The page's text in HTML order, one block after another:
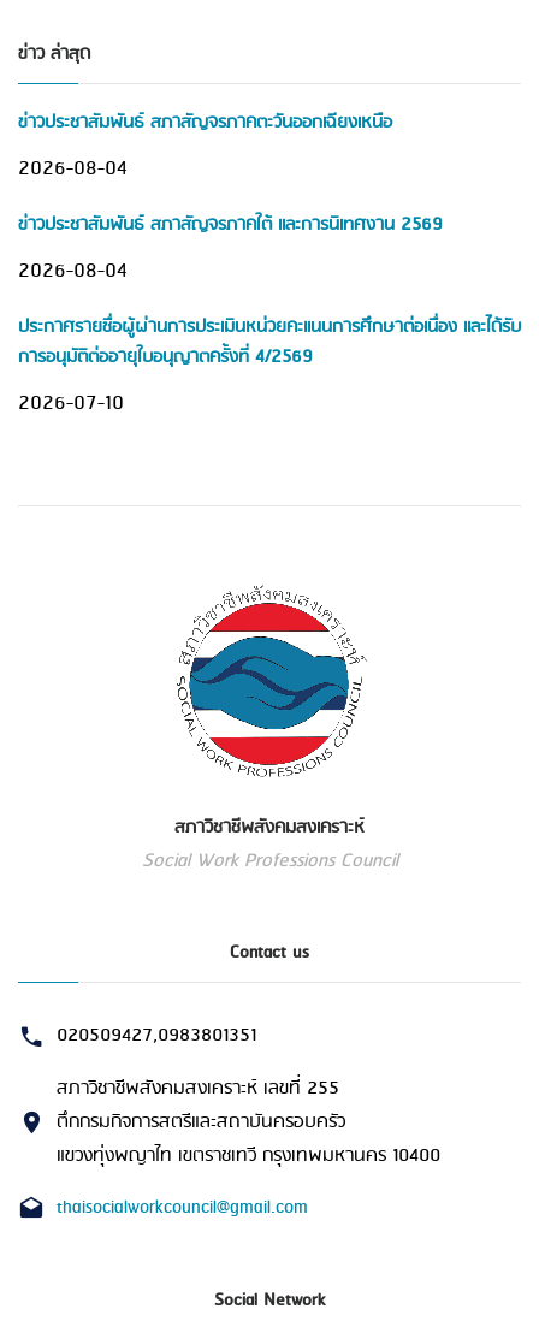
ข่าว ล่าสุด
ข่าวประชาสัมพันธ์ สภาสัญจรภาคตะวันออกเฉียงเหนือ
2026-08-04
ข่าวประชาสัมพันธ์ สภาสัญจรภาคใต้ และการนิเทศงาน 2569
2026-08-04
ประกาศรายชื่อผู้ผ่านการประเมินหน่วยคะแนนการศึกษาต่อเนื่อง และได้รับ
การอนุมัติต่ออายุใบอนุญาตครั้งที่ 4/2569
2026-07-10
สภาวิชาชีพสังคมสงเคราะห์
Social Work Professions Council
Contact us
020509427,0983801351
สภาวิชาชีพสังคมสงเคราะห์ เลขที่ 255
ตึกกรมกิจการสตรีและสถาบันครอบครัว
แขวงทุ่งพญาไท เขตราชเทวี กรุงเทพมหานคร 10400
thaisocialworkcouncil@gmail.com
Social Network